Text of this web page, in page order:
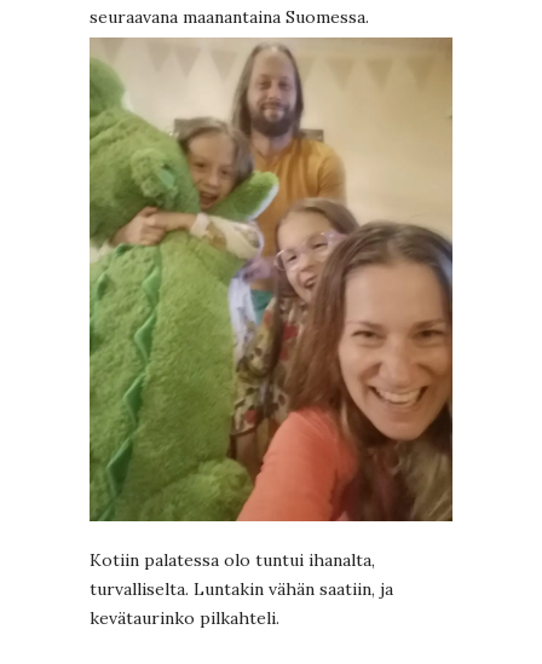
seuraavana maanantaina Suomessa.
Kotiin palatessa olo tuntui ihanalta,
turvalliselta. Luntakin vähän saatiin, ja
kevätaurinko pilkahteli.